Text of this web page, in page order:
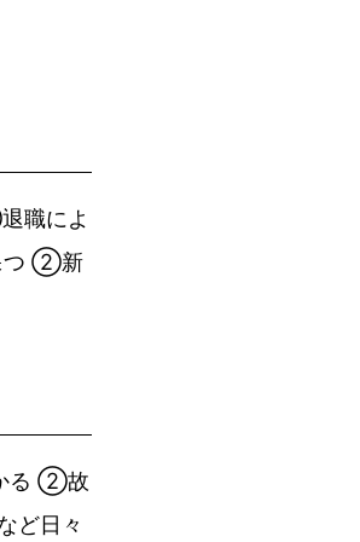
職によ
つ ②新
る ②故
ど日々